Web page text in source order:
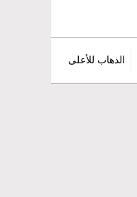
الذهاب للأعلى